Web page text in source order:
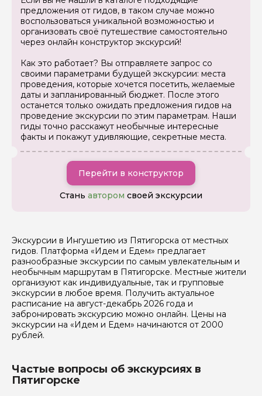
предложения от гидов, в таком случае можно
воспользоваться уникальной возможностью и
организовать своё путешествие самостоятельно
через онлайн конструктор экскурсий!
Как это работает? Вы отправляете запрос со
своими параметрами будущей экскурсии: места
проведения, которые хочется посетить, желаемые
даты и запланированный бюджет. После этого
останется только ожидать предложения гидов на
проведение экскурсии по этим параметрам. Наши
гиды точно расскажут необычные интересные
факты и покажут удивляющие, секретные места.
Перейти в конструктор
Стань автором своей экскурсии
Экскурсии в Ингушетию из Пятигорска от местных
гидов. Платформа «Идем и Едем» предлагает
разнообразные экскурсии по самым увлекательным и
необычным маршрутам в Пятигорске. Местные жители
организуют как индивидуальные, так и групповые
экскурсии в любое время. Получить актуальное
расписание на август-декабрь 2026 года и
забронировать экскурсию можно онлайн. Цены на
экскурсии на «Идем и Едем» начинаются от 2000
рублей.
Частые вопросы об экскурсиях в
Пятигорске
Задайте свой вопрос гиду
Как вас зовут
Ваша электронная почта
Ваш номер телефона
задать
Я даю своё согласие на обработку персональных
данных